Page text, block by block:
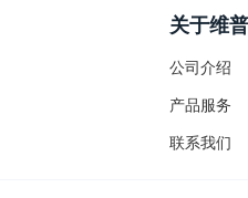
关于维普
公司介绍
产品服务
联系我们